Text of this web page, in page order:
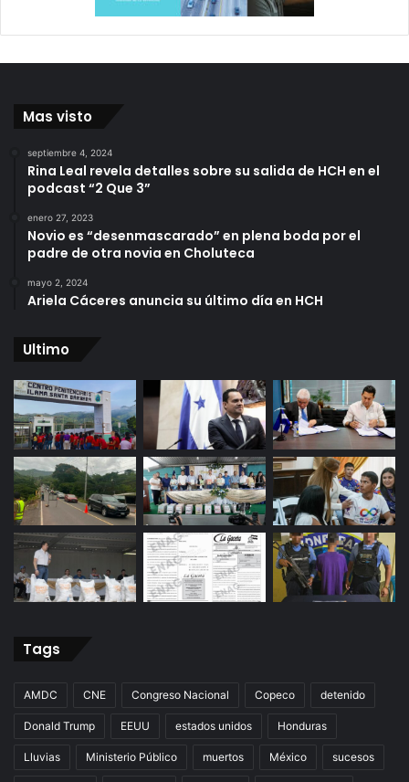
Mas visto
septiembre 4, 2024
Rina Leal revela detalles sobre su salida de HCH en el
podcast “2 Que 3”
enero 27, 2023
Novio es “desenmascarado” en plena boda por el
padre de otra novia en Choluteca
mayo 2, 2024
Ariela Cáceres anuncia su último día en HCH
Ultimo
Tags
AMDC CNE Congreso Nacional Copeco detenido
Donald Trump EEUU estados unidos Honduras
Lluvias Ministerio Público muertos México sucesos